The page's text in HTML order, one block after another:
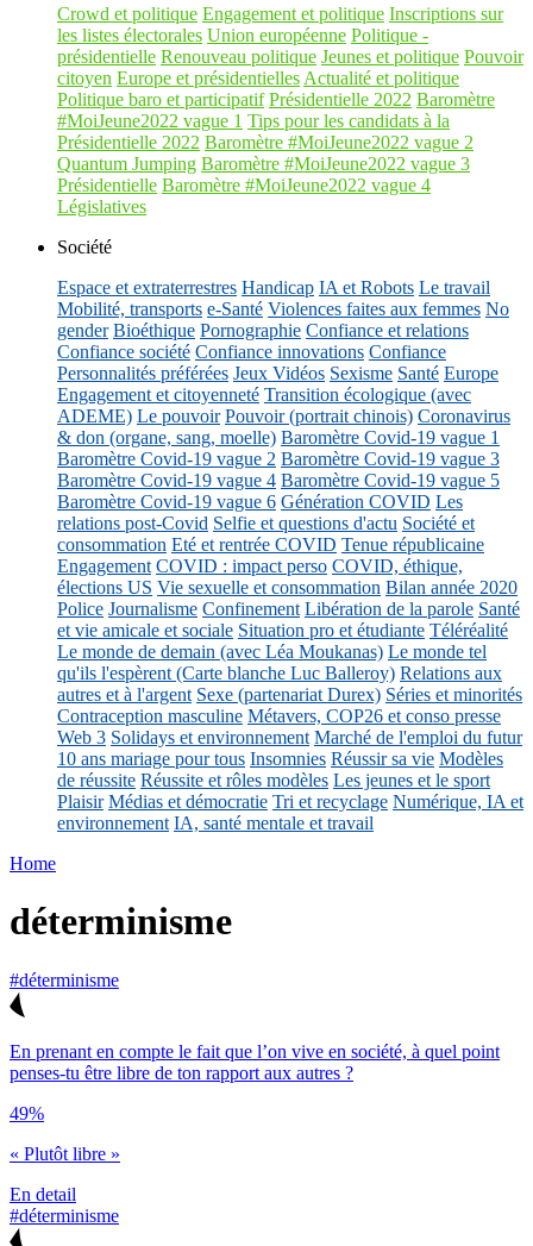
Crowd et politique Engagement et politique Inscriptions sur
les listes électorales Union européenne Politique -
présidentielle Renouveau politique Jeunes et politique Pouvoir
citoyen Europe et présidentielles Actualité et politique
Politique baro et participatif Présidentielle 2022 Baromètre
#MoiJeune2022 vague 1 Tips pour les candidats à la
Présidentielle 2022 Baromètre #MoiJeune2022 vague 2
Quantum Jumping Baromètre #MoiJeune2022 vague 3
Présidentielle Baromètre #MoiJeune2022 vague 4
Législatives
Société
Espace et extraterrestres Handicap IA et Robots Le travail
Mobilité, transports e-Santé Violences faites aux femmes No
gender Bioéthique Pornographie Confiance et relations
Confiance société Confiance innovations Confiance
Personnalités préférées Jeux Vidéos Sexisme Santé Europe
Engagement et citoyenneté Transition écologique (avec
ADEME) Le pouvoir Pouvoir (portrait chinois) Coronavirus
& don (organe, sang, moelle) Baromètre Covid-19 vague 1
Baromètre Covid-19 vague 2 Baromètre Covid-19 vague 3
Baromètre Covid-19 vague 4 Baromètre Covid-19 vague 5
Baromètre Covid-19 vague 6 Génération COVID Les
relations post-Covid Selfie et questions d'actu Société et
consommation Eté et rentrée COVID Tenue républicaine
Engagement COVID : impact perso COVID, éthique,
élections US Vie sexuelle et consommation Bilan année 2020
Police Journalisme Confinement Libération de la parole Santé
et vie amicale et sociale Situation pro et étudiante Téléréalité
Le monde de demain (avec Léa Moukanas) Le monde tel
qu'ils l'espèrent (Carte blanche Luc Balleroy) Relations aux
autres et à l'argent Sexe (partenariat Durex) Séries et minorités
Contraception masculine Métavers, COP26 et conso presse
Web 3 Solidays et environnement Marché de l'emploi du futur
10 ans mariage pour tous Insomnies Réussir sa vie Modèles
de réussite Réussite et rôles modèles Les jeunes et le sport
Plaisir Médias et démocratie Tri et recyclage Numérique, IA et
environnement IA, santé mentale et travail
Home
déterminisme
#déterminisme
En prenant en compte le fait que l’on vive en société, à quel point
penses-tu être libre de ton rapport aux autres ?
49%
« Plutôt libre »
En detail
#déterminisme